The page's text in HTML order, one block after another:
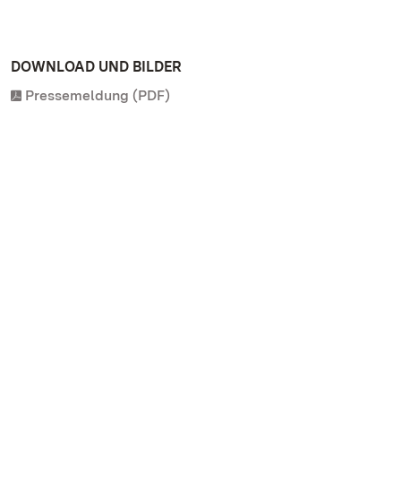
DOWNLOAD UND BILDER
Pressemeldung (PDF)